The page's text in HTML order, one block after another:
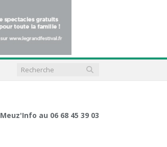
Meuz'Info au 06 68 45 39 03